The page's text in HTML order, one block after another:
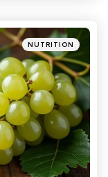
Categories
Posted
in
NUTRITION